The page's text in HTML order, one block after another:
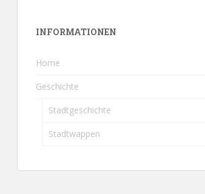
INFORMATIONEN
Home
Geschichte
Stadtgeschichte
Stadtwappen